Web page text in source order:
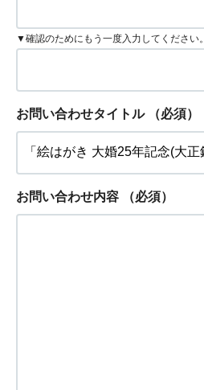
▼確認のためにもう一度入力してください。
お問い合わせタイトル （必須）
お問い合わせ内容 （必須）